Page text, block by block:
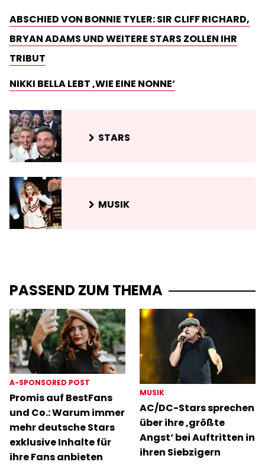
ABSCHIED VON BONNIE TYLER: SIR CLIFF RICHARD,
BRYAN ADAMS UND WEITERE STARS ZOLLEN IHR
TRIBUT
NIKKI BELLA LEBT ‚WIE EINE NONNE‘
STARS
MUSIK
PASSEND ZUM THEMA
A-SPONSORED POST
Promis auf BestFans
und Co.: Warum immer
mehr deutsche Stars
exklusive Inhalte für
ihre Fans anbieten
MUSIK
AC/DC-Stars sprechen
über ihre ‚größte
Angst‘ bei Auftritten in
ihren Siebzigern